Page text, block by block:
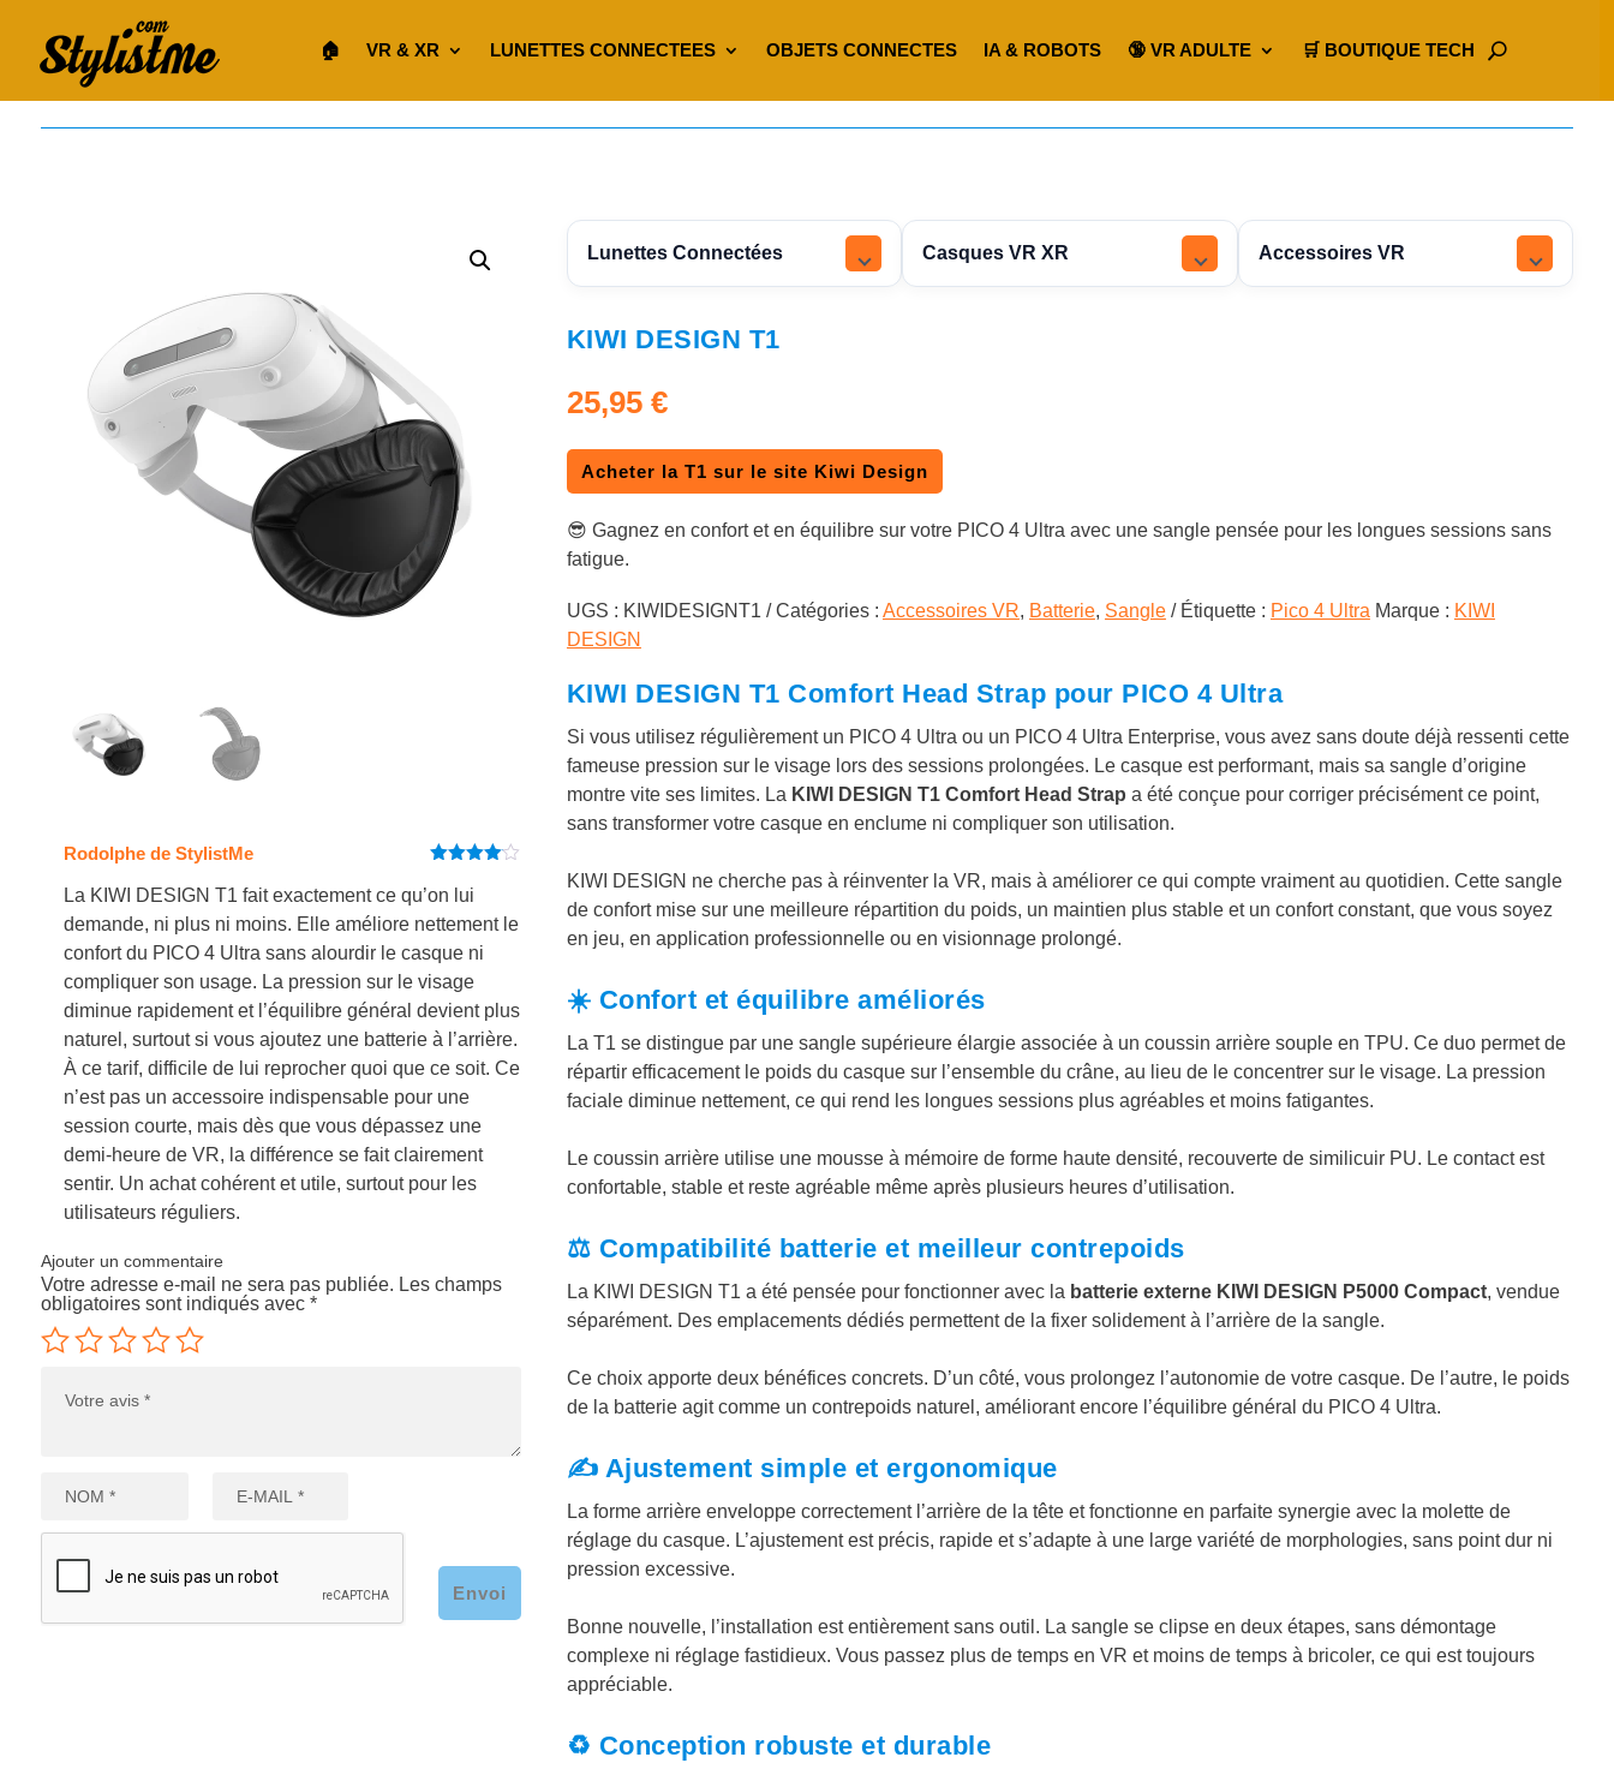
🏠︎ VR & XR LUNETTES CONNECTEES OBJETS CONNECTES IA & ROBOTS 🔞 VR ADULTE 🛒 BOUTIQUE TECH
sur 5
Rodolphe de StylistMe
La KIWI DESIGN T1 fait exactement ce qu’on lui
demande, ni plus ni moins. Elle améliore nettement le
confort du PICO 4 Ultra sans alourdir le casque ni
compliquer son usage. La pression sur le visage
diminue rapidement et l’équilibre général devient plus
naturel, surtout si vous ajoutez une batterie à l’arrière.
À ce tarif, difficile de lui reprocher quoi que ce soit. Ce
n’est pas un accessoire indispensable pour une
session courte, mais dès que vous dépassez une
demi-heure de VR, la différence se fait clairement
sentir. Un achat cohérent et utile, surtout pour les
utilisateurs réguliers.
Ajouter un commentaire
Votre adresse e-mail ne sera pas publiée. Les champs
obligatoires sont indiqués avec *
Envoi
Lunettes Connectées Casques VR XR Accessoires VR
KIWI DESIGN T1
25,95 €
Acheter la T1 sur le site Kiwi Design
😎 Gagnez en confort et en équilibre sur votre PICO 4 Ultra avec une sangle pensée pour les longues sessions sans
fatigue.
UGS : KIWIDESIGNT1 Catégories : Accessoires VR, Batterie, Sangle Étiquette : Pico 4 Ultra Marque : KIWI
DESIGN
KIWI DESIGN T1 Comfort Head Strap pour PICO 4 Ultra
Si vous utilisez régulièrement un PICO 4 Ultra ou un PICO 4 Ultra Enterprise, vous avez sans doute déjà ressenti cette
fameuse pression sur le visage lors des sessions prolongées. Le casque est performant, mais sa sangle d’origine
montre vite ses limites. La KIWI DESIGN T1 Comfort Head Strap a été conçue pour corriger précisément ce point,
sans transformer votre casque en enclume ni compliquer son utilisation.
KIWI DESIGN ne cherche pas à réinventer la VR, mais à améliorer ce qui compte vraiment au quotidien. Cette sangle
de confort mise sur une meilleure répartition du poids, un maintien plus stable et un confort constant, que vous soyez
en jeu, en application professionnelle ou en visionnage prolongé.
☀️ Confort et équilibre améliorés
La T1 se distingue par une sangle supérieure élargie associée à un coussin arrière souple en TPU. Ce duo permet de
répartir efficacement le poids du casque sur l’ensemble du crâne, au lieu de le concentrer sur le visage. La pression
faciale diminue nettement, ce qui rend les longues sessions plus agréables et moins fatigantes.
Le coussin arrière utilise une mousse à mémoire de forme haute densité, recouverte de similicuir PU. Le contact est
confortable, stable et reste agréable même après plusieurs heures d’utilisation.
⚖️ Compatibilité batterie et meilleur contrepoids
La KIWI DESIGN T1 a été pensée pour fonctionner avec la batterie externe KIWI DESIGN P5000 Compact, vendue
séparément. Des emplacements dédiés permettent de la fixer solidement à l’arrière de la sangle.
Ce choix apporte deux bénéfices concrets. D’un côté, vous prolongez l’autonomie de votre casque. De l’autre, le poids
de la batterie agit comme un contrepoids naturel, améliorant encore l’équilibre général du PICO 4 Ultra.
✍️ Ajustement simple et ergonomique
La forme arrière enveloppe correctement l’arrière de la tête et fonctionne en parfaite synergie avec la molette de
réglage du casque. L’ajustement est précis, rapide et s’adapte à une large variété de morphologies, sans point dur ni
pression excessive.
Bonne nouvelle, l’installation est entièrement sans outil. La sangle se clipse en deux étapes, sans démontage
complexe ni réglage fastidieux. Vous passez plus de temps en VR et moins de temps à bricoler, ce qui est toujours
appréciable.
♻️ Conception robuste et durable